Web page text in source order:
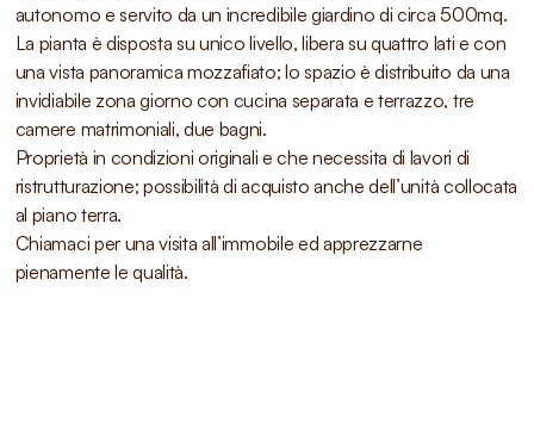
autonomo e servito da un incredibile giardino di circa 500mq.
La pianta è disposta su unico livello, libera su quattro lati e con
una vista panoramica mozzafiato; lo spazio è distribuito da una
invidiabile zona giorno con cucina separata e terrazzo, tre
camere matrimoniali, due bagni.
Proprietà in condizioni originali e che necessita di lavori di
ristrutturazione; possibilità di acquisto anche dell’unità collocata
al piano terra.
Chiamaci per una visita all’immobile ed apprezzarne
pienamente le qualità.